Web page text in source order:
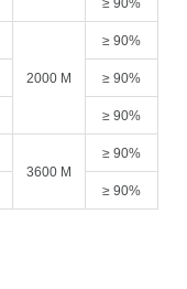
≥ 90%
2000 M
≥ 90%
≥ 90%
≥ 90%
3600 M
≥ 90%
≥ 90%